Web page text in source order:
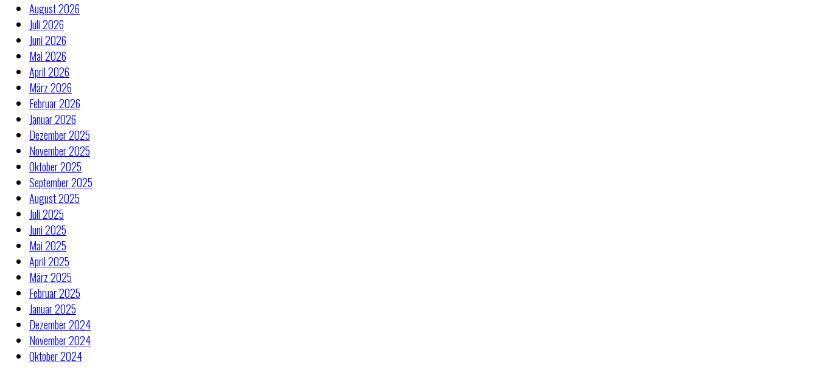
August 2026
Juli 2026
Juni 2026
Mai 2026
April 2026
März 2026
Februar 2026
Januar 2026
Dezember 2025
November 2025
Oktober 2025
September 2025
August 2025
Juli 2025
Juni 2025
Mai 2025
April 2025
März 2025
Februar 2025
Januar 2025
Dezember 2024
November 2024
Oktober 2024